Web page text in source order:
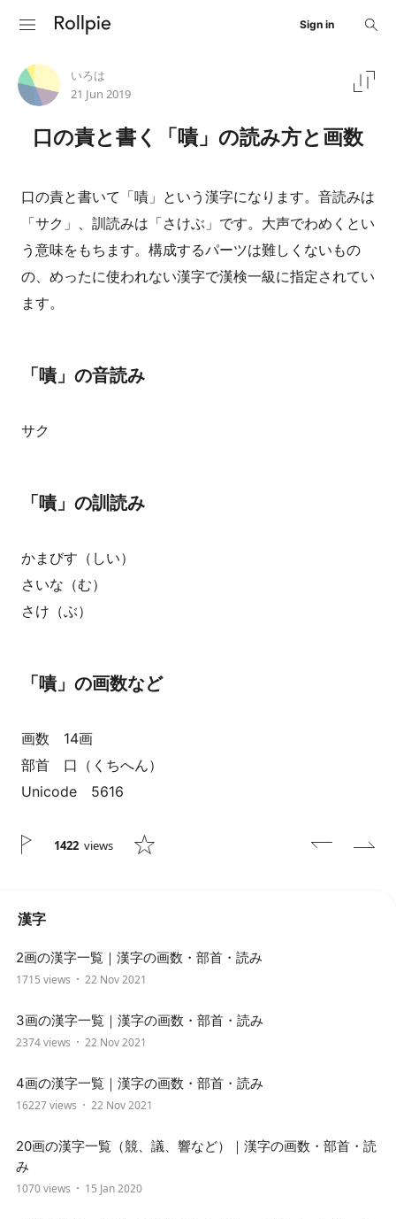
Sign in
いろは
21 Jun 2019
口の責と書く「嘖」の読み方と画数
口の責と書いて「嘖」という漢字になります。音読みは
「サク」、訓読みは「さけぶ」です。大声でわめくとい
う意味をもちます。構成するパーツは難しくないもの
の、めったに使われない漢字で漢検一級に指定されてい
ます。
「嘖」の音読み
サク
「嘖」の訓読み
かまびす（しい）
さいな（む）
さけ（ぶ）
「嘖」の画数など
画数 14画
部首 口（くちへん）
Unicode 5616
1422 views
漢字
2画の漢字一覧｜漢字の画数・部首・読み
1715 views 22 Nov 2021
3画の漢字一覧｜漢字の画数・部首・読み
2374 views 22 Nov 2021
4画の漢字一覧｜漢字の画数・部首・読み
16227 views 22 Nov 2021
20画の漢字一覧（競、議、響など）｜漢字の画数・部首・読
み
1070 views 15 Jan 2020